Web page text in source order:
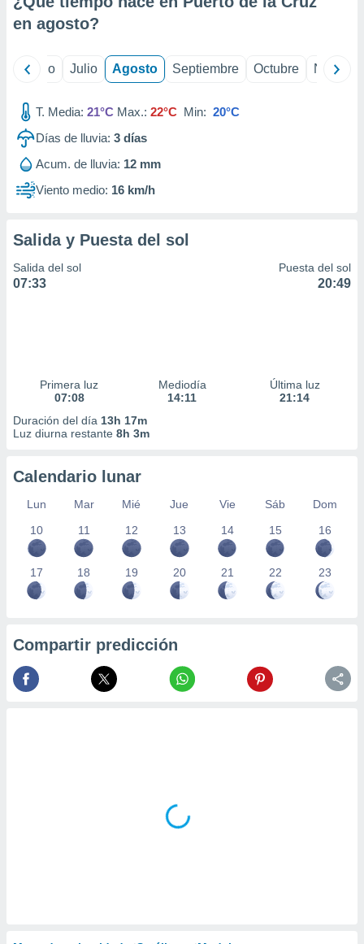
e
publicidad
publicidad
de
en agosto?
Junio Julio Agosto Septiembre Octubre
T. Media: 21°C Max.: 22°C Min: 20°C
Días de lluvia: 3 días
Acum. de lluvia: 12 mm
Viento medio: 16 km/h
Salida y Puesta del sol
Salida del sol
07:33
Puesta del sol
20:49
Primera luz
07:08
Mediodía
14:11
Última luz
21:14
Duración del día 13h 17m
Luz diurna restante 8h 3m
Calendario lunar
Lun Mar Mié Jue Vie Sáb
Dom
10
11 12 13 14 15 16
17 18 19 20 21 22 23
Compartir predicción